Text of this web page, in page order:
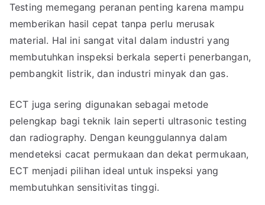
Testing memegang peranan penting karena mampu
memberikan hasil cepat tanpa perlu merusak
material. Hal ini sangat vital dalam industri yang
membutuhkan inspeksi berkala seperti penerbangan,
pembangkit listrik, dan industri minyak dan gas.
ECT juga sering digunakan sebagai metode
pelengkap bagi teknik lain seperti ultrasonic testing
dan radiography. Dengan keunggulannya dalam
mendeteksi cacat permukaan dan dekat permukaan,
ECT menjadi pilihan ideal untuk inspeksi yang
membutuhkan sensitivitas tinggi.